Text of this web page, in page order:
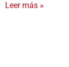
Leer más »